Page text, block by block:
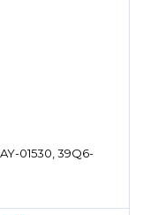
01530, 39Q6-